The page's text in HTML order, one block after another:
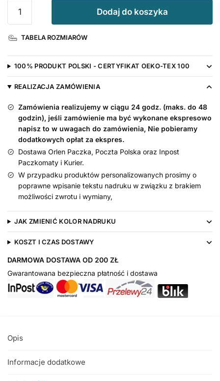
Kocham
Ciocię
+
-
bodziak
z
Dodaj do koszyka
TABELA ROZMIARÓW
100% PRODUKT POLSKI - CERTYFIKAT OEKO-TEX 100
REALIZACJA ZAMÓWIENIA
Zamówienia realizujemy w ciągu 24 godz. (maks. do 48
godzin), jeśli zamówienie ma być wykonane ekspresowo
napisz to w uwagach do zamówienia, Nie pobieramy
dodatkowych opłat za ekspres.
Dostawa Orlen Paczka, Poczta Polska oraz Inpost
Paczkomaty i Kurier.
W przypadku produktów personalizowanych prosimy o
poprawne wpisanie tekstu nadruku w związku z brakiem
możliwości zwrotu i wymiany,
JAK ZMIENIĆ KOLOR NADRUKU
KOSZT I CZAS DOSTAWY
DARMOWA DOSTAWA OD 200 ZŁ
Gwarantowana bezpieczna płatność i dostawa
Opis
Informacje dodatkowe